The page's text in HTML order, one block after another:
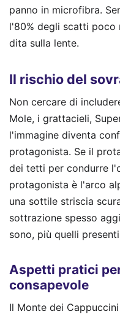
panno in microfibra.
l'80% degli scatti poco
dita sulla lente.
Il rischio del
Non cercare di
Mole, i grattacieli,
l'immagine diventa
protagonista. Se il
dei tetti per condurre
protagonista è l'arco
una sottile striscia
sottrazione spesso
sono, più quelli
Aspetti pratici
consapevole
Il Monte dei